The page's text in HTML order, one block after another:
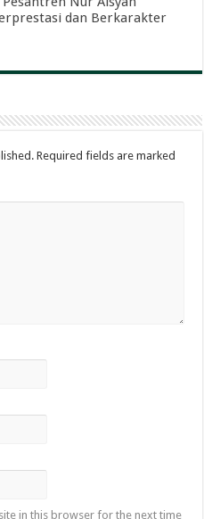
dan Berkarakter
Required fields are marked
in this browser for the next time